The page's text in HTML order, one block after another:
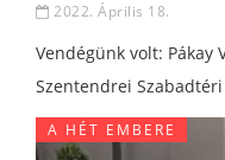
2022. Április 18.
Vendégünk volt: Pákay
Szentendrei
A HÉT EMBERE